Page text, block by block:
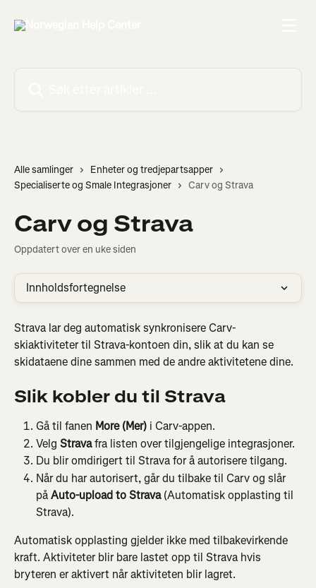
Alle samlinger
Enheter og tredjepartsapper
Specialiserte og Smale Integrasjoner
Carv og Strava
Carv og Strava
Oppdatert over en uke siden
Innholdsfortegnelse
Strava lar deg automatisk synkronisere Carv-
skiaktiviteter til Strava-kontoen din, slik at du kan se
skidataene dine sammen med de andre aktivitetene dine.
Slik kobler du til Strava
Gå til fanen More (Mer) i Carv-appen.
Velg Strava fra listen over tilgjengelige integrasjoner.
Du blir omdirigert til Strava for å autorisere tilgang.
Når du har autorisert, går du tilbake til Carv og slår
på Auto-upload to Strava (Automatisk opplasting til
Strava).
Automatisk opplasting gjelder ikke med tilbakevirkende
kraft. Aktiviteter blir bare lastet opp til Strava hvis
bryteren er aktivert når aktiviteten blir lagret.